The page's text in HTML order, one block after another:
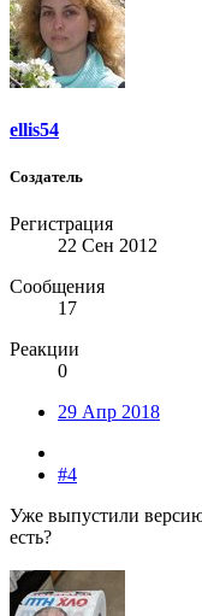
ellis54
Создатель
Регистрация
22 Сен 2012
Сообщения
17
Реакции
0
29 Апр 2018
#4
Уже выпустили
есть?